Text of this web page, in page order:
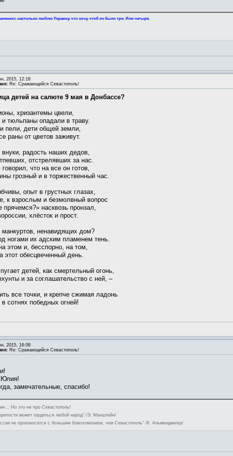
настолько люблю Украину, что хочу, чтоб их было три. Или четыре.
2015, 12:18
Re: Сражающийся Севастополь!
детей на салюте 9 мая в Донбассе?
хризантемы цвели,
тюльпаны опадали в траву.
пели, дети общей земли,
раны от цветов заживут.
радость наших дедов,
отстрелявших за нас.
что на все он готов,
грозный и в торжественный час.
опыт в грустных глазах,
к взрослым и безмолвный вопрос
насквозь пронзал,
хлёсток и прост.
манкуртов, ненавидящих дом?
ногами их адским пламенем тень.
этом и, бесспорно, на том,
этот обесцвеченный день.
детей, как смертельный огонь,
и за соглашательство с ней, –
все точки, и крепче сжимая ладонь
сотнях победных огней!
2015, 16:08
Re: Сражающийся Севастополь!
Юлия!
замечательные, спасибо!
Но это не про Севастополь!
может гордиться любой народ" /Э. Манштейн/
не произносится с большим благоговением, чем Севастополь" /К. Альмендингер/